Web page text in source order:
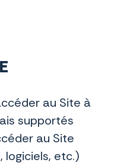
au Site à
supportés
au Site
etc.)